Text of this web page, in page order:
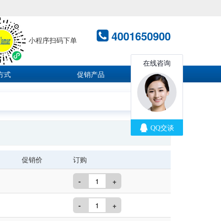
小程序扫码下单 4001650900
式 促销产品
促销价 订购
- +
- +